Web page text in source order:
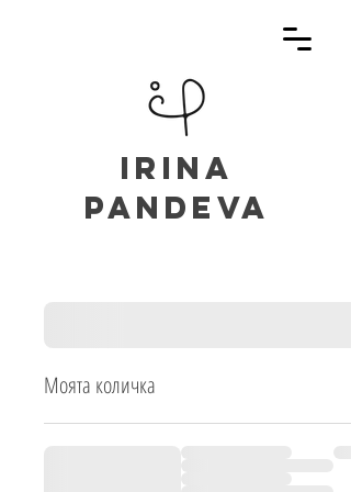
irina
pandeva
Моята количка